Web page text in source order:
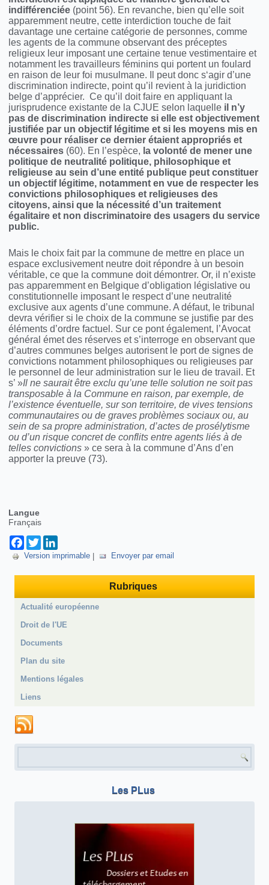
indifférenciée (point 56). En revanche, bien qu’elle soit
apparemment neutre, cette interdiction touche de fait
davantage une certaine catégorie de personnes, comme
les agents de la commune observant des préceptes
religieux leur imposant une certaine tenue vestimentaire et
notamment les travailleurs féminins qui portent un foulard
en raison de leur foi musulmane. Il peut donc s‘agir d’une
discrimination indirecte, point qu’il revient à la juridiction
belge d’apprécier. Ce qu’il doit faire en appliquant la
jurisprudence existante de la CJUE selon laquelle il n’y
pas de discrimination indirecte si elle est objectivement
justifiée par un objectif légitime et si les moyens mis en
œuvre pour réaliser ce dernier étaient appropriés et
nécessaires (60). En l’espèce, la volonté de mener une
politique de neutralité politique, philosophique et
religieuse au sein d’une entité publique peut constituer
un objectif légitime, notamment en vue de respecter les
convictions philosophiques et religieuses des
citoyens, ainsi que la nécessité d’un traitement
égalitaire et non discriminatoire des usagers du service
public.
Mais le choix fait par la commune de mettre en place un
espace exclusivement neutre doit répondre à un besoin
véritable, ce que la commune doit démontrer. Or, il n’existe
pas apparemment en Belgique d’obligation législative ou
constitutionnelle imposant le respect d’une neutralité
exclusive aux agents d’une commune. A défaut, le tribunal
devra vérifier si le choix de la commune se justifie par des
éléments d’ordre factuel. Sur ce pont également, l’Avocat
général émet des réserves et s’interroge en observant que
d’autres communes belges autorisent le port de signes de
convictions notamment philosophiques ou religieuses par
le personnel de leur administration sur le lieu de travail. Et
s’ »Il ne saurait être exclu qu’une telle solution ne soit pas
transposable à la Commune en raison, par exemple, de
l’existence éventuelle, sur son territoire, de vives tensions
communautaires ou de graves problèmes sociaux ou, au
sein de sa propre administration, d’actes de prosélytisme
ou d’un risque concret de conflits entre agents liés à de
telles convictions » ce sera à la commune d’Ans d’en
apporter la preuve (73).
Langue
Français
Facebook
Twitter
Version imprimable| Envoyer par email
Rubriques
Actualité européenne
Droit de l'UE
Documents
Plan du site
Mentions légales
Liens
Les PLus